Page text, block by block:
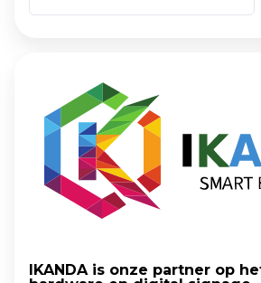
onze
partner
IKANDA is onze partner op